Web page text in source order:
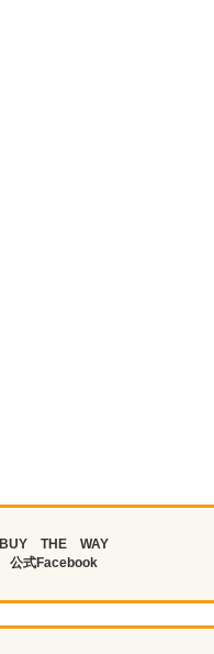
BUY THE WAY
公式Facebook